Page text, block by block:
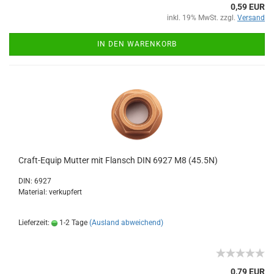
0,59 EUR
inkl. 19% MwSt. zzgl. Versand
IN DEN WARENKORB
Craft-Equip Mutter mit Flansch DIN 6927 M8 (45.5N)
DIN: 6927
Material: verkupfert
Lieferzeit: 1-2 Tage (Ausland abweichend)
0,79 EUR